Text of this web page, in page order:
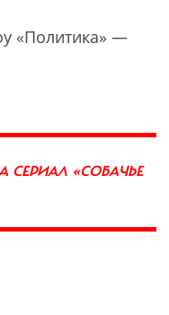
«Политика» —
«СОБАЧЬЕ